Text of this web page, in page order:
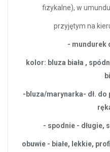
fizykalne), w
przyjętym na
- mundurek
kolor: bluza biała ,
-bluza/marynarka- dł. do
- spodnie - długie,
obuwie - białe, lekkie,